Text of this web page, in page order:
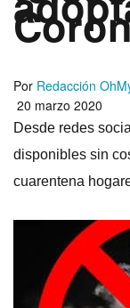
Por Redacción
20 marzo 2020
Desde redes
disponibles sin
cuarentena